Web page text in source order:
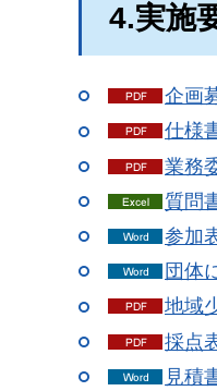
4.実施
企画
仕様
業務
質問
参加
団体
地域
採点
見積